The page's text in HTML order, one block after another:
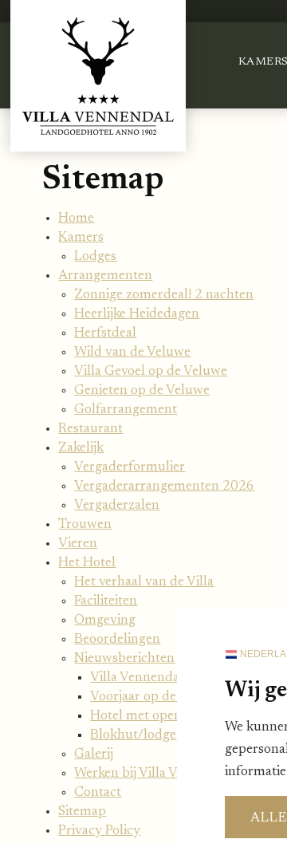
KAMERS
Sitemap
Home
Kamers
Lodges
Arrangementen
Zonnige zomerdeal! 2 nachten
Heerlijke Heidedagen
Herfstdeal
Wild van de Veluwe
Villa Gevoel op de Veluwe
Genieten op de Veluwe
Golfarrangement
Restaurant
Zakelijk
Vergaderformulier
Vergaderarrangementen 2026
Vergaderzalen
Trouwen
Vieren
Het Hotel
Het verhaal van de Villa
Faciliteiten
Omgeving
Beoordelingen
Nieuwsberichten
Villa Vennendal sluit zich aan bij
Voorjaar op de Veluwe
Hotel met openhaard
Blokhut/lodge
Galerij
Werken bij Villa Vennendal
Contact
Sitemap
Privacy Policy
Wij
We
informatie